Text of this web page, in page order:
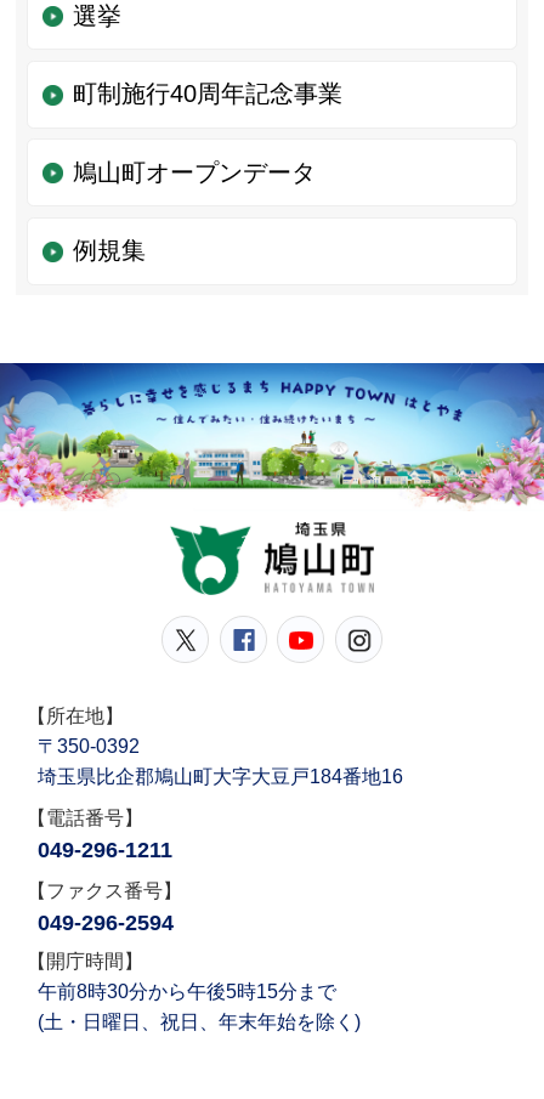
選挙
町制施行40周年記念事業
鳩山町オープンデータ
例規集
鳩山町公式Twitter
鳩山町公式Facebook
鳩山町公式
【所在地】
〒350-0392
埼玉県比企郡鳩山町大字大豆戸184番地16
【電話番号】
049-296-1211
【ファクス番号】
049-296-2594
【開庁時間】
午前8時30分から午後5時15分まで
(土・日曜日、祝日、年末年始を除く)